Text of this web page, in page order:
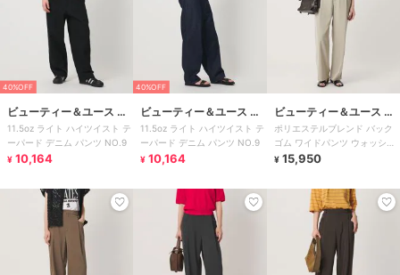
40%OFF
ビューティー＆ユース ユ
ナイテッドアローズ
11.5oz ライト ハイツイスト テ
ーパード デニム パンツ NO.9
¥ 10,164
40%OFF
ビューティー＆ユース ユ
ナイテッドアローズ
11.5oz ライト ハイツイスト テ
ーパード デニム パンツ NO.9
¥ 10,164
ビューティー＆ユース ユ
ナイテッドアローズ
ポリエステルブレンド バック
ゴム ワイドパンツ ウォッシャ
ブル 吸水速乾 防シワ
¥ 15,950